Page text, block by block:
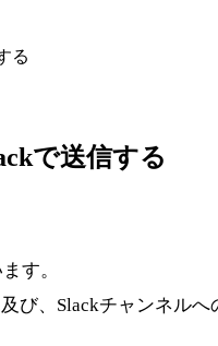
る
で送信する
す。
び、Slackチャンネルへ